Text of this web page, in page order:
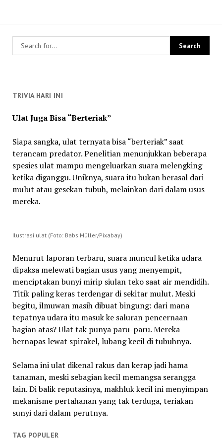
TRIVIA HARI INI
Ulat Juga Bisa “Berteriak”
Siapa sangka, ulat ternyata bisa “berteriak” saat
terancam predator. Penelitian menunjukkan beberapa
spesies ulat mampu mengeluarkan suara melengking
ketika diganggu. Uniknya, suara itu bukan berasal dari
mulut atau gesekan tubuh, melainkan dari dalam usus
mereka.
Ilustrasi ulat (Foto: Babs Müller/Pixabay)
Menurut laporan terbaru, suara muncul ketika udara
dipaksa melewati bagian usus yang menyempit,
menciptakan bunyi mirip siulan teko saat air mendidih.
Titik paling keras terdengar di sekitar mulut. Meski
begitu, ilmuwan masih dibuat bingung: dari mana
tepatnya udara itu masuk ke saluran pencernaan
bagian atas? Ulat tak punya paru-paru. Mereka
bernapas lewat spirakel, lubang kecil di tubuhnya.
Selama ini ulat dikenal rakus dan kerap jadi hama
tanaman, meski sebagian kecil memangsa serangga
lain. Di balik reputasinya, makhluk kecil ini menyimpan
mekanisme pertahanan yang tak terduga, teriakan
sunyi dari dalam perutnya.
TAG POPULER